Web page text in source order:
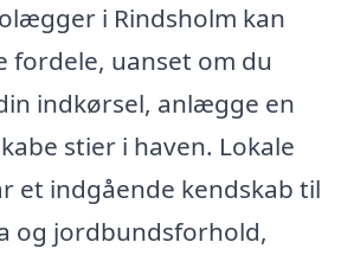
i Rindsholm kan
fordele, uanset om du
indkørsel, anlægge en
stier i haven. Lokale
et indgående kendskab til
og jordbundsforhold,